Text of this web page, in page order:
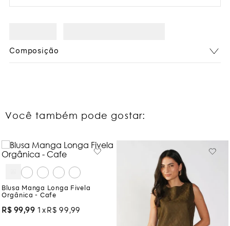
Composição
Você também pode gostar:
Blusa Manga Longa Fivela
Orgânica - Cafe
R$ 99,99 1 R$ 99 ,99